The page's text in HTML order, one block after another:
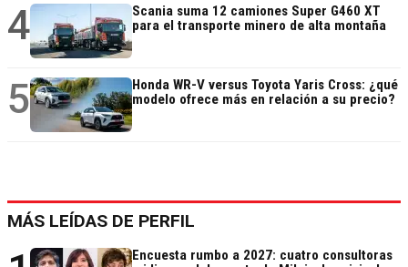
4
Scania suma 12 camiones Super G460 XT
para el transporte minero de alta montaña
5
Honda WR-V versus Toyota Yaris Cross: ¿qué
modelo ofrece más en relación a su precio?
MÁS LEÍDAS DE PERFIL
Encuesta rumbo a 2027: cuatro consultoras